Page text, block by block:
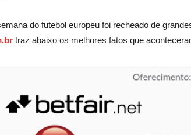
do futebol europeu foi recheado de
traz abaixo os melhores fatos que